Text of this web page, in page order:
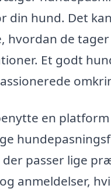
din hund. Det
hvordan de
Et godt
en
passer lige
anmeldelser,